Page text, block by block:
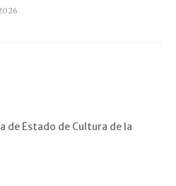
de Estado de Cultura de la